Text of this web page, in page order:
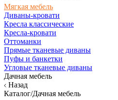
Мягкая мебель
Диваны-кровати
Кресла классические
Кресла-кровати
Оттоманки
Прямые тканевые диваны
Пуфы и банкетки
Угловые тканевые диваны
Дачная мебель
Назад
Каталог/Дачная мебель